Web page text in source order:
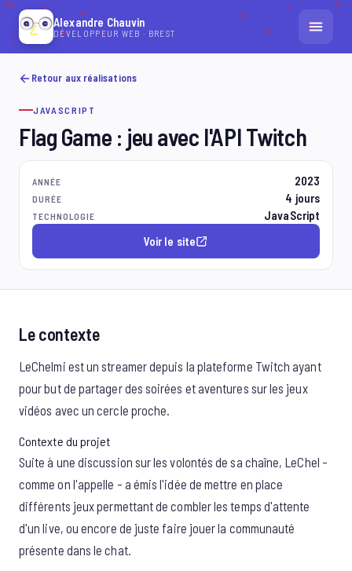
Alexandre Chauvin
DÉVELOPPEUR WEB · BREST
ACCUEIL
RÉALISATIONS
CONTACT
Retour aux réalisations
JAVASCRIPT
Flag Game : jeu avec l'API Twitch
ANNÉE 2023
DURÉE 4 jours
TECHNOLOGIE
JavaScript
Voir le site
Le contexte
LeChelmi est un streamer depuis la plateforme Twitch ayant
pour but de partager des soirées et aventures sur les jeux
vidéos avec un cercle proche.
Contexte du projet
Suite à une discussion sur les volontés de sa chaîne, LeChel -
comme on l'appelle - a émis l'idée de mettre en place
différents jeux permettant de combler les temps d'attente
d'un live, ou encore de juste faire jouer la communauté
présente dans le chat.